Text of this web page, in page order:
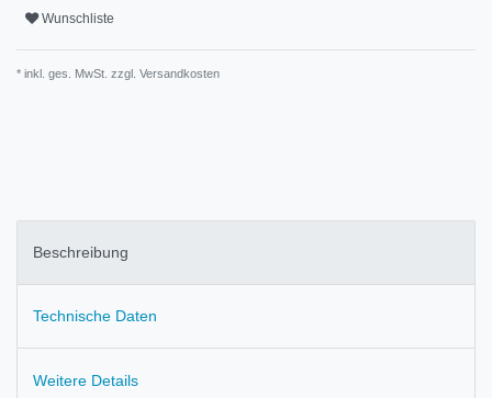
Wunschliste
* inkl. ges. MwSt. zzgl. Versandkosten
Beschreibung
Technische Daten
Weitere Details